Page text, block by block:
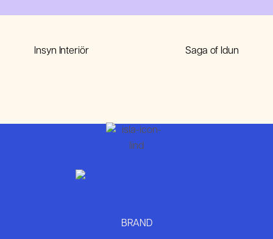
Insyn Interiör Saga of Idun
BRAND